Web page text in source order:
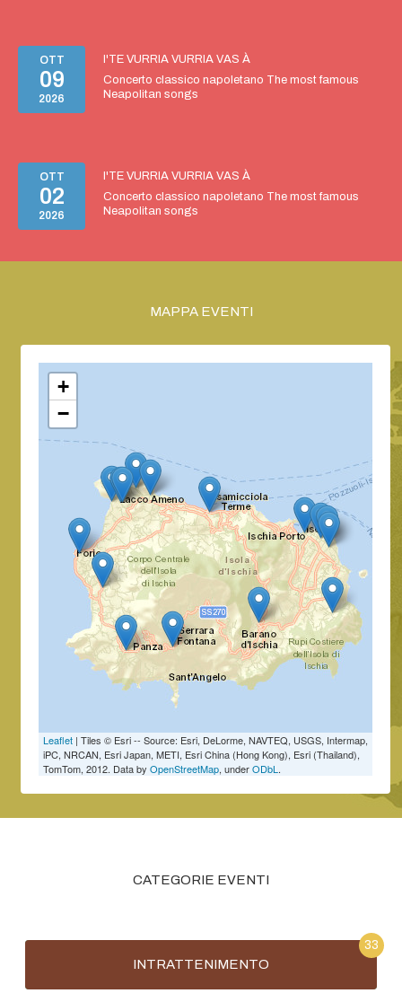
OTT
09
2026
I'TE VURRIA VURRIA VAS À
Concerto classico napoletano The most famous
Neapolitan songs
OTT
02
2026
I'TE VURRIA VURRIA VAS À
Concerto classico napoletano The most famous
Neapolitan songs
MAPPA EVENTI
+
−
Leaflet | Tiles © Esri -- Source: Esri, DeLorme, NAVTEQ, USGS, Intermap,
iPC, NRCAN, Esri Japan, METI, Esri China (Hong Kong), Esri (Thailand),
TomTom, 2012. Data by OpenStreetMap, underODbL .
CATEGORIE EVENTI
INTRATTENIMENTO
33